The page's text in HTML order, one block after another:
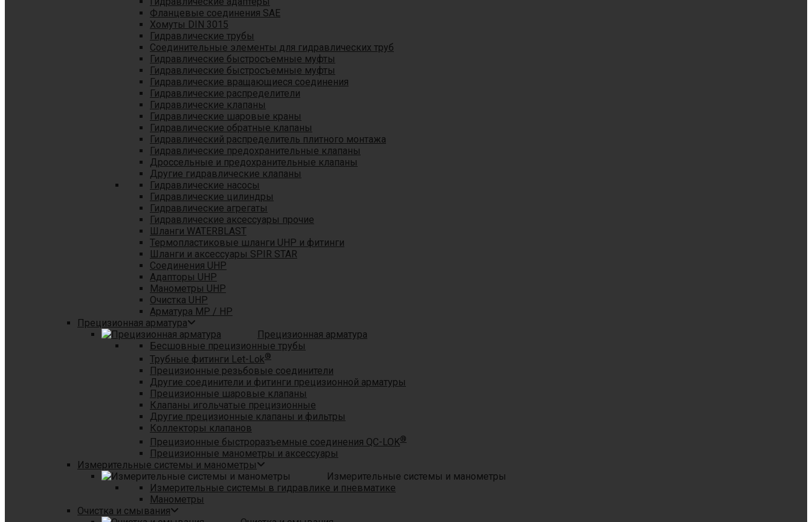
Фланцевые соединения SAE
Хомуты DIN 3015
Гидравлические трубы
Соединительные элементы для гидравлических труб
Гидравлические быстросъемные муфты
Гидравлические быстросъемные муфты
Гидравлические вращающиеся соединения
Гидравлические распределители
Гидравлические клапаны
Гидравлические шаровые краны
Гидравлические обратные клапаны
Гидравлический распределитель плитного монтажа
Гидравлические предохранительные клапаны
Дроссельные и предохранительные клапаны
Другие гидравлические клапаны
Гидравлические насосы
Гидравлические цилиндры
Гидравлические агрегаты
Гидравлические аксессуары прочие
Шланги WATERBLAST
Термопластиковые шланги UHP и фитинги
Шланги и аксессуары SPIR STAR
Соединения UHP
Адапторы UHP
Манометры UHP
Очистка UHP
Арматура MP / HP
Прецизионная арматура
Прецизионная арматура
Бесшовные прецизионные трубы
Трубные фитинги Let-Lok®
Прецизионные резьбовые соединители
Другие соединители и фитинги прецизионной арматуры
Прецизионные шаровые клапаны
Клапаны игольчатые прецизионные
Другие прецизионные клапаны и фильтры
Коллекторы клапанов
Прецизионные быстроразъемные соединения QC-LOK®
Прецизионные манометры и аксессуары
Измерительные системы и манометры
Измерительные системы и манометры
Измерительные системы в гидравлике и пневматике
Манометры
Очистка и смывания